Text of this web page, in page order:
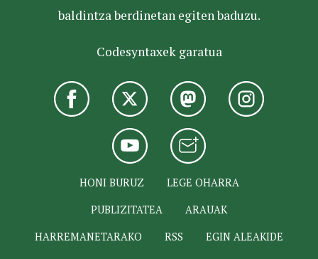
baldintza berdinetan egiten baduzu.
Codesyntaxek garatua
HONI BURUZ
LEGE OHARRA
PUBLIZITATEA
ARAUAK
HARREMANETARAKO
RSS EGIN ALEAKIDE